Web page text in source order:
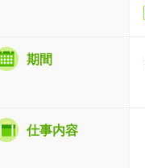
期間
仕事内容